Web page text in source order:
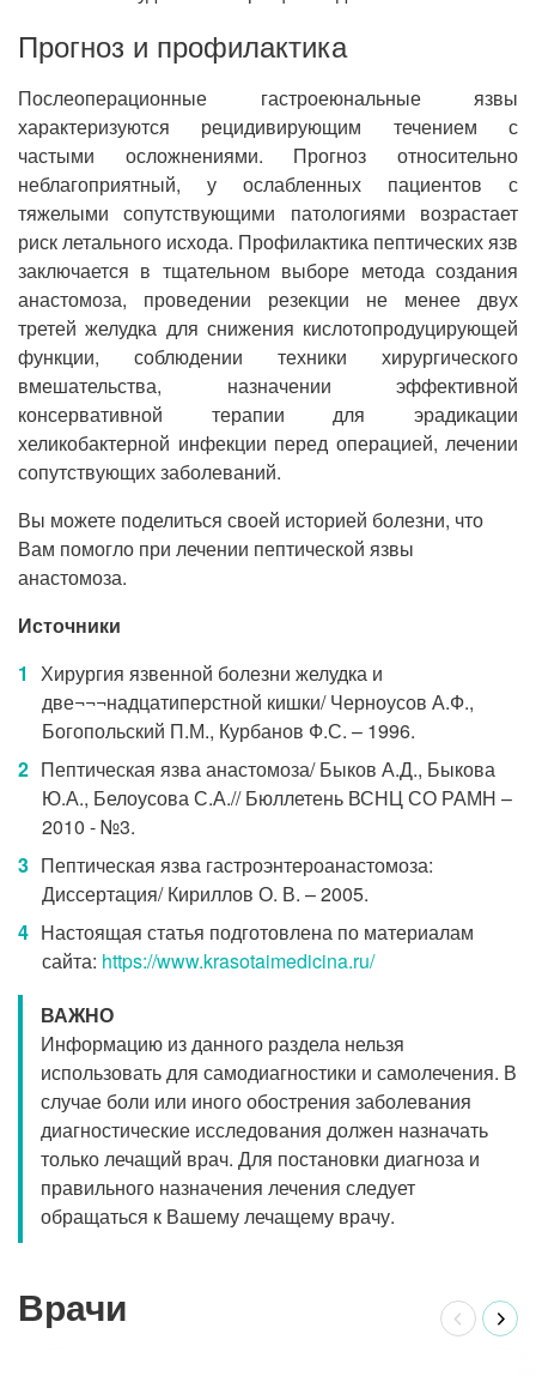
Прогноз и профилактика
Послеоперационные гастроеюнальные язвы
характеризуются рецидивирующим течением с
частыми осложнениями. Прогноз относительно
неблагоприятный, у ослабленных пациентов с
тяжелыми сопутствующими патологиями возрастает
риск летального исхода. Профилактика пептических язв
заключается в тщательном выборе метода создания
анастомоза, проведении резекции не менее двух
третей желудка для снижения кислотопродуцирующей
функции, соблюдении техники хирургического
вмешательства, назначении эффективной
консервативной терапии для эрадикации
хеликобактерной инфекции перед операцией, лечении
сопутствующих заболеваний.
Вы можете поделиться своей историей болезни, что
Вам помогло при лечении пептической язвы
анастомоза.
Источники
Хирургия язвенной болезни желудка и
две¬¬¬надцатиперстной кишки/ Черноусов А.Ф.,
Богопольский П.М., Курбанов Ф.С. – 1996.
Пептическая язва анастомоза/ Быков А.Д., Быкова
Ю.А., Белоусова С.А.// Бюллетень ВСНЦ СО РАМН –
2010 - №3.
Пептическая язва гастроэнтероанастомоза:
Диссертация/ Кириллов О. В. – 2005.
Настоящая статья подготовлена по материалам
сайта: https://www.krasotaimedicina.ru/
ВАЖНО
Информацию из данного раздела нельзя
использовать для самодиагностики и самолечения. В
случае боли или иного обострения заболевания
диагностические исследования должен назначать
только лечащий врач. Для постановки диагноза и
правильного назначения лечения следует
обращаться к Вашему лечащему врачу.
Врачи